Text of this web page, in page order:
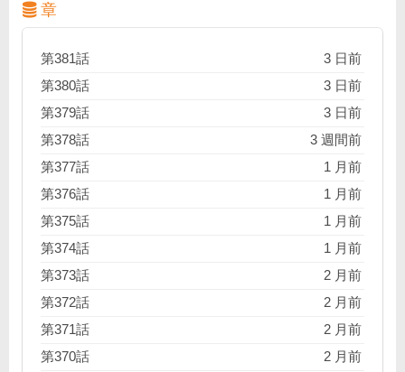
章
第381話
3 日前
第380話
3 日前
第379話
3 日前
第378話
3 週間前
第377話
1 月前
第376話
1 月前
第375話
1 月前
第374話
1 月前
第373話
2 月前
第372話
2 月前
第371話
2 月前
第370話
2 月前